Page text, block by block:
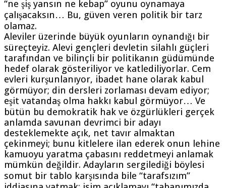
“ne şiş yansın ne kebap” oyunu oynamaya
çalışacaksın… Bu, güven veren politik bir tarz
olamaz.
Aleviler üzerinde büyük oyunların oynandığı bir
süreçteyiz. Alevi gençleri devletin silahlı güçleri
tarafından ve bilinçli bir politikanın güdümünde
hedef olarak gösteriliyor ve katlediliyorlar. Cem
evleri kurşunlanıyor, ibadet hane olarak kabul
görmüyor; din dersleri zorlaması devam ediyor;
eşit vatandaş olma hakkı kabul görmüyor… Ve
bütün bu demokratik hak ve özgürlükleri gerçek
anlamda savunan devrimci bir adayı
desteklemekte açık, net tavır almaktan
çekinmeyi; bunu kitlelere ilan ederek onun lehine
kamuoyu yaratma çabasını reddetmeyi anlamak
mümkün değildir. Adayların sergilediği böylesi
somut bir tablo karşısında bile “tarafsızım”